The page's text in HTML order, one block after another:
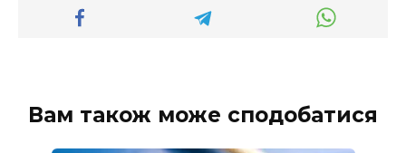
Вам також може сподобатися